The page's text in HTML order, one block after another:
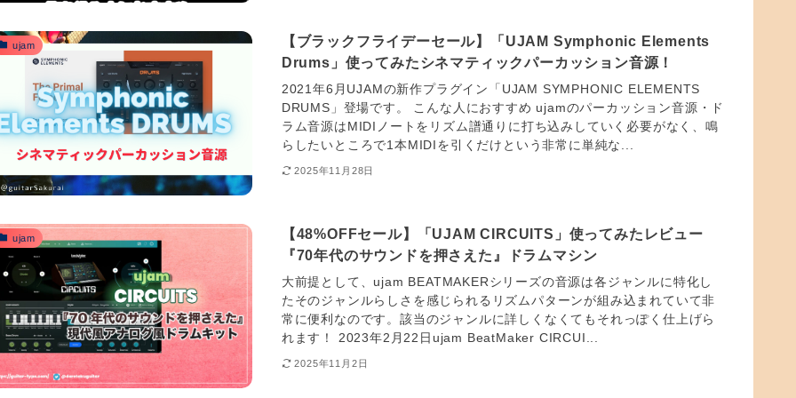
ujam
【ブラックフライデーセール】「UJAM Symphonic Elements
Drums」使ってみたシネマティックパーカッション音源！
2021年6月UJAMの新作プラグイン「UJAM SYMPHONIC ELEMENTS
DRUMS」登場です。 こんな人におすすめ ujamのパーカッション音源・ド
ラム音源はMIDIノートをリズム譜通りに打ち込みしていく必要がなく、鳴
らしたいところで1本MIDIを引くだけという非常に単純な...
2025年11月28日
ujam
【48%OFFセール】「UJAM CIRCUITS」使ってみたレビュー
『70年代のサウンドを押さえた』ドラムマシン
大前提として、ujam BEATMAKERシリーズの音源は各ジャンルに特化し
たそのジャンルらしさを感じられるリズムパターンが組み込まれていて非
常に便利なのです。該当のジャンルに詳しくなくてもそれっぽく仕上げら
れます！ 2023年2月22日ujam BeatMaker CIRCUI...
2025年11月2日